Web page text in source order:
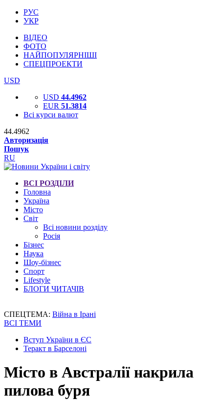
РУС
УКР
ВІДЕО
ФОТО
НАЙПОПУЛЯРНІШІ
СПЕЦПРОЕКТИ
USD
USD 44.4962
EUR 51.3814
Всі курси валют
44.4962
Авторизація
Пошук
RU
ВСІ РОЗДІЛИ
Головна
Україна
Місто
Світ
Всі новини розділу
Росія
Бізнес
Наука
Шоу-бізнес
Спорт
Lifestyle
БЛОГИ ЧИТАЧІВ
СПЕЦТЕМА: Війна в Ірані
ВСІ ТЕМИ
Вступ України в ЄС
Теракт в Барселоні
Місто в Австралії накрила
пилова буря